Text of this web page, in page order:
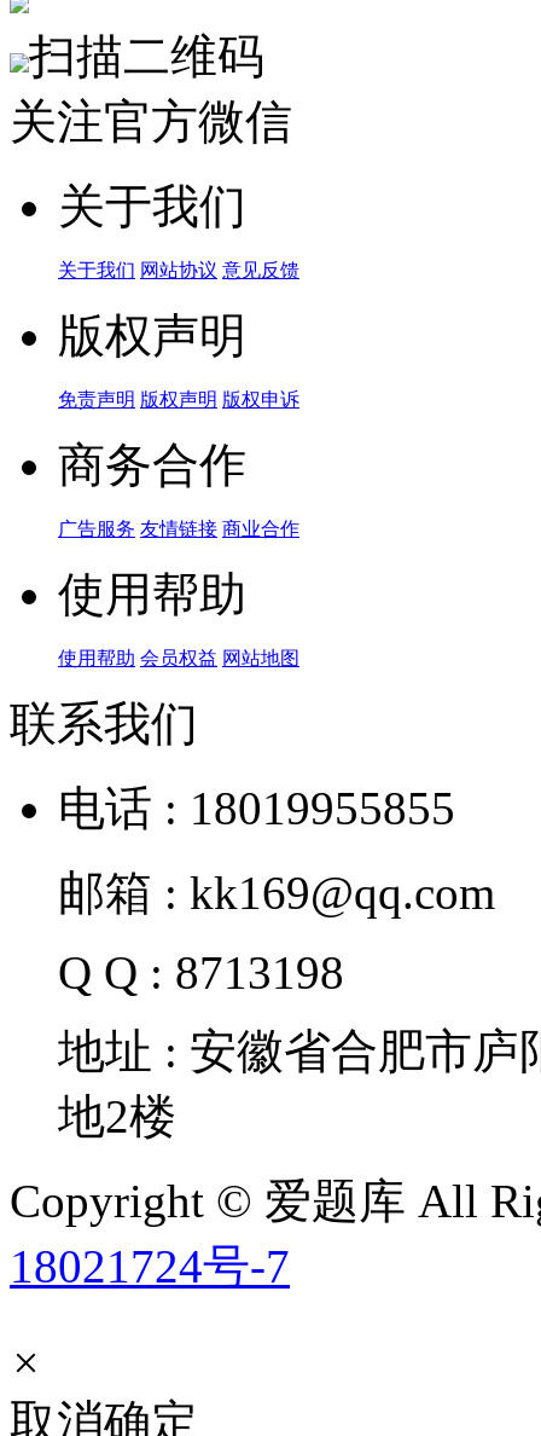
扫描二维码
关注官方微信
关于我们
关于我们 网站协议 意见反馈
版权声明
免责声明 版权声明 版权申诉
商务合作
广告服务 友情链接 商业合作
使用帮助
使用帮助 会员权益 网站地图
联系我们
电话 : 18019955855
邮箱 : kk169@qq.com
Q Q : 8713198
地址 : 安徽省合肥市
地2楼
Copyright © 爱题库 All
18021724号-7
×
取消确定